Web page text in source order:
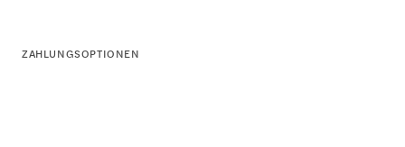
ZAHLUNGSOPTIONEN